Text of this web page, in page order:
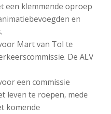
een klemmende oproep
en
Mart van Tol te
De ALV
een commissie
leven te roepen, mede
komende